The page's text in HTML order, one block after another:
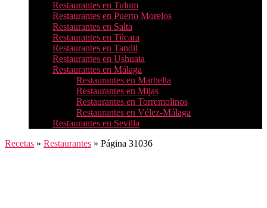
Restaurantes en Tulum
Restaurantes en Puerto Morelos
Restaurantes en Salta
Restaurantes en Tilcara
Restaurantes en Tandil
Restaurantes en Ushuaia
Restaurantes en Málaga
Restaurantes en Marbella
Restaurantes en Mijas
Restaurantes en Torremolinos
Restaurantes en Vélez-Málaga
Restaurantes en Sevilla
Recetas » Restaurantes » Página 31036